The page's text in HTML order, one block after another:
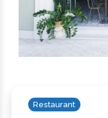
Restaurant